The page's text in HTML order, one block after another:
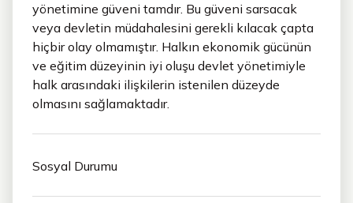
yönetimine güveni tamdır. Bu güveni sarsacak
veya devletin müdahalesini gerekli kılacak çapta
hiçbir olay olmamıştır. Halkın ekonomik gücünün
ve eğitim düzeyinin iyi oluşu devlet yönetimiyle
halk arasındaki ilişkilerin istenilen düzeyde
olmasını sağlamaktadır.
Sosyal Durumu